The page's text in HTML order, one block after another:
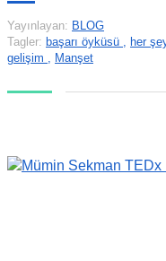
Yayınlayan: BLOG
Tagler: başarı öyküsü her
gelişim
Manşet